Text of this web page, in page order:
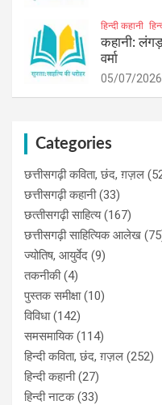
हिन्दी कहानी
कहानी:
वर्मा
05/07/2026
Categories
छत्तीसगढ़ी कविता, छंद, ग़ज़ल
छत्तीसगढ़ी कहानी(33)
छत्‍तीसगढ़ी साहित्‍य(167)
छत्तीसगढ़ी साहित्यिक आलेख
ज्योतिष, आयुर्वेद (9)
तकनीकी(4)
पुस्‍तक समीक्षा(10)
विविधा(142)
समसमायिक(114)
हिन्दी कविता, छंद, ग़ज़ल (252)
हिन्दी कहानी(27)
हिन्‍दी नाटक(33)